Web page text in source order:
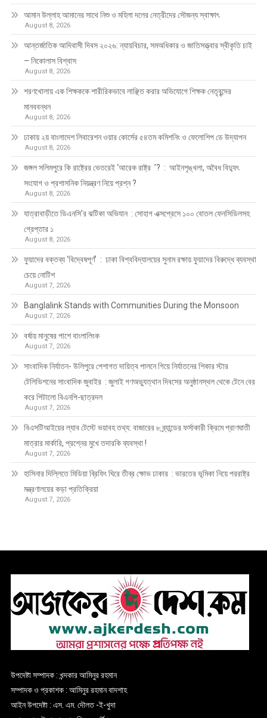
আমান উল্লাহ আমানের সাথে নিশু ও মহিলা দলের নেত্রীদের সৌজন্য স্বাক্ষাৎ
August 8, 2026
আন্তর্জাতিক আদিবাসী দিবস ২০২৬: ন্যায়বিচার, সমঅধিকার ও জাতিসত্ত্বার স্বীকৃতি চাই
– নিকোলাস বিশ্বাস
August 8, 2026
শরণখোলায় এক শিক্ষককে শারীরিকভাবে লাঞ্ছিত করার অভিযোগে শিক্ষক নেতৃবৃন্দের
মানববন্ধন
August 8, 2026
ঢাকায় ২য় বাংলাদেশ লিবারেশন ওয়ার কোর্সের ৫৪তম কমিশনিং ও ফেলোশিপ ডে উদ্‌যাপন
August 8, 2026
জঙ্গল সলিমপুরে কি রাষ্ট্রের ভেতরেই ‘আরেক রাষ্ট্র ’? : আইনশৃঙ্খলা, অবৈধ বিদ্যুৎ
সংযোগ ও প্রশাসনিক নিয়ন্ত্রণ নিয়ে প্রশ্ন ?
August 8, 2026
যাত্রাবাড়ীতে ডিএনসি’র ঝটিকা অভিযান : সোহাগ এক্সপ্রেসে ১০০ বোতল ফেনসিডিলসহ
গ্রেপ্তার ১
August 8, 2026
ফুয়াদের বক্তব্য ‘বিদ্বেষপূর্ণ’ : ঢাকা বিশ্ববিদ্যালয়ের সুনাম রক্ষায় ফুয়াদের বিরুদ্ধে ব্যবস্থা
চেয়ে নোটিশ
August 7, 2026
Banglalink Stands with Communities During the Monsoon
August 7, 2026
বর্ষায় মানুষের পাশে বাংলালিংক
August 7, 2026
সাংবাদিক নির্যাতন- উলিপুরে পেশাগত দায়িত্ব পালনে গিয়ে নির্যাতনের শিকার স্টার
টেলিভিশনের সাংবাদিক জুবাইর : জুলাই গণঅভ্যুত্থান দিবসের অনুষ্ঠানস্থল থেকে টেনে বের
করে পিটালো বিএনপি-ছাত্রদল
August 7, 2026
বিএসটিআইয়ের ল্যাব টেস্টে ভয়াবহ তথ্য: বাজারের ৮ ব্র্যান্ডের ফর্সাকারী ক্রিমে প্রাণঘাতী
মাত্রার মার্কারি, প্রশ্নের মুখে তদারকি ব্যবস্থা !
August 7, 2026
হাসিনার দিল্লিতে মিডিয়া ব্রিফিং ঘিরে তীব্র ক্ষোভ ঢাকার : ভারতের ভূমিকা নিয়ে পররাষ্ট্র
মন্ত্রণালয়ের কড়া প্রতিক্রিয়া
August 7, 2026
উপদেষ্টা সম্পাদক : খন্দকার আমিনুর রহমান
সম্পাদক ও প্রকাশক : আমিনুর রহমান বাদশাহ
আইন উপদেষ্টা : এস. এম. দৌলত -ই-খুদা